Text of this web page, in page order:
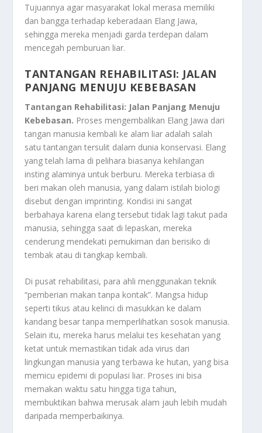
Tujuannya agar masyarakat lokal merasa memiliki
dan bangga terhadap keberadaan Elang Jawa,
sehingga mereka menjadi garda terdepan dalam
mencegah pemburuan liar.
TANTANGAN REHABILITASI: JALAN
PANJANG MENUJU KEBEBASAN
Tantangan Rehabilitasi: Jalan Panjang Menuju
Kebebasan. Proses mengembalikan Elang Jawa dari
tangan manusia kembali ke alam liar adalah salah
satu tantangan tersulit dalam dunia konservasi. Elang
yang telah lama di pelihara biasanya kehilangan
insting alaminya untuk berburu. Mereka terbiasa di
beri makan oleh manusia, yang dalam istilah biologi
disebut dengan imprinting. Kondisi ini sangat
berbahaya karena elang tersebut tidak lagi takut pada
manusia, sehingga saat di lepaskan, mereka
cenderung mendekati pemukiman dan berisiko di
tembak atau di tangkap kembali.
Di pusat rehabilitasi, para ahli menggunakan teknik
“pemberian makan tanpa kontak”. Mangsa hidup
seperti tikus atau kelinci di masukkan ke dalam
kandang besar tanpa memperlihatkan sosok manusia.
Selain itu, mereka harus melalui tes kesehatan yang
ketat untuk memastikan tidak ada virus dari
lingkungan manusia yang terbawa ke hutan, yang bisa
memicu epidemi di populasi liar. Proses ini bisa
memakan waktu satu hingga tiga tahun,
membuktikan bahwa merusak alam jauh lebih mudah
daripada memperbaikinya.